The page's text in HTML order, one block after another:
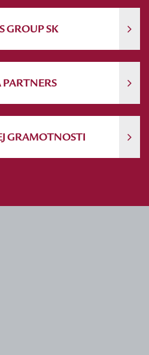
GROUP SK
GRAMOTNOSTI